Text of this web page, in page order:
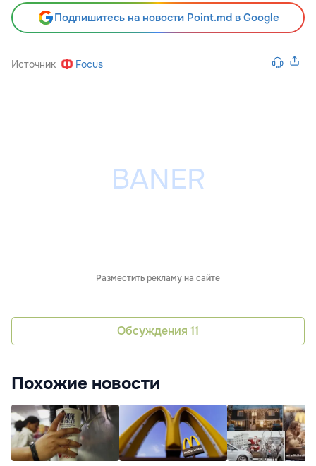
Подпишитесь на новости Point.md в Google
Источник Focus
Разместить рекламу на сайте
Обсуждения 11
Похожие новости